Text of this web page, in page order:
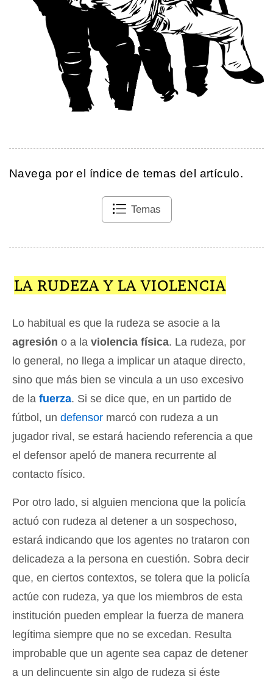
Navega por el índice de temas del artículo.
Temas
LA RUDEZA Y LA VIOLENCIA
Lo habitual es que la rudeza se asocie a la
agresión o a la violencia física. La rudeza, por
lo general, no llega a implicar un ataque directo,
sino que más bien se vincula a un uso excesivo
de la fuerza. Si se dice que, en un partido de
fútbol, un defensor marcó con rudeza a un
jugador rival, se estará haciendo referencia a que
el defensor apeló de manera recurrente al
contacto físico.
Por otro lado, si alguien menciona que la policía
actuó con rudeza al detener a un sospechoso,
estará indicando que los agentes no trataron con
delicadeza a la persona en cuestión. Sobra decir
que, en ciertos contextos, se tolera que la policía
actúe con rudeza, ya que los miembros de esta
institución pueden emplear la fuerza de manera
legítima siempre que no se excedan. Resulta
improbable que un agente sea capaz de detener
a un delincuente sin algo de rudeza si éste